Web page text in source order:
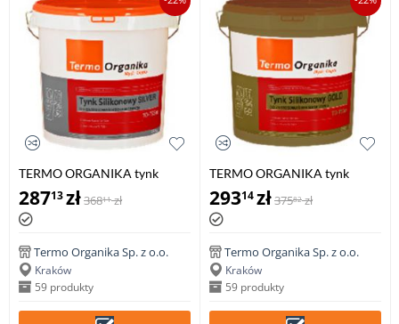
TERMO ORGANIKA tynk
silikonowy SILVER TO-TSSm do
aplikacji mechanicznej, 29 kg
28713zł36811 zł
Termo Organika Sp. z o.o.
Kraków
59 produkty
TERMO ORGANIKA tynk
silikonowy TO-TSm GOLD TO-
TSGm do aplikacji
mechanicznej, 29 kg
29314zł37582 zł
Termo Organika Sp. z o.o.
Kraków
59 produkty